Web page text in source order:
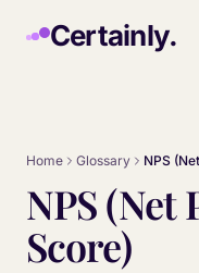
Certainly.
Home Glossary NPS
NPS (Net
Score)